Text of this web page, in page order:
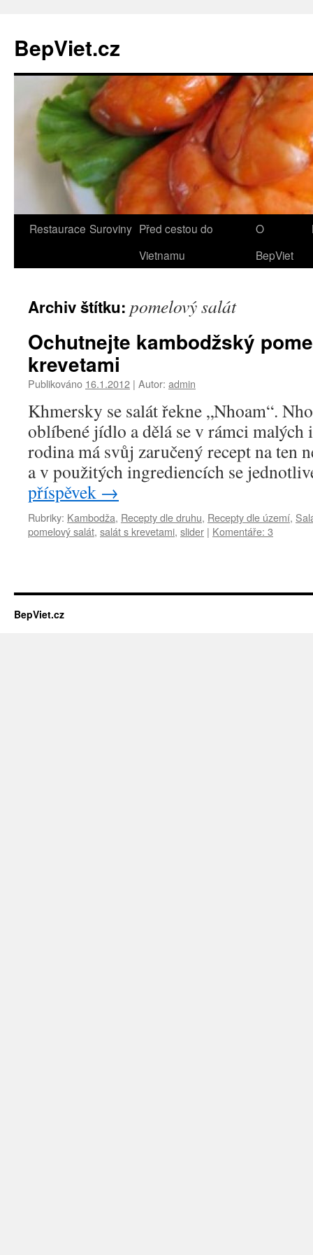
BepViet.cz
Přejít
webu
Restaurace Suroviny Před cestou do
Vietnamu
O
BepViet
Archiv štítku: pomelový salát
Ochutnejte kambodžský
krevetami
Publikováno 16.1.2012 | Autor: admin
Khmersky se salát řekne „Nhoam“.
oblíbené jídlo a dělá se v rámci malých
rodina má svůj zaručený recept na ten
a v použitých ingrediencích se
příspěvek →
Rubriky: Kambodža, Recepty dle druhu, Recepty dle území,
pomelový salát, salát s krevetami, slider | Komentáře: 3
BepViet.cz